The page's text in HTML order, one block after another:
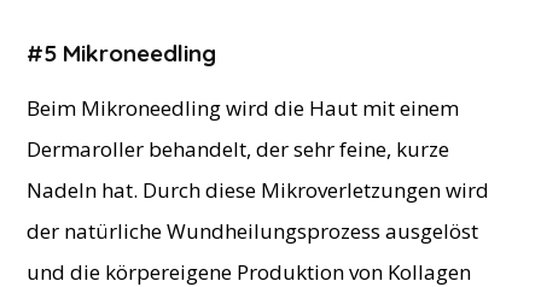
#5 Mikroneedling
Beim Mikroneedling wird die Haut mit einem
Dermaroller behandelt, der sehr feine, kurze
Nadeln hat. Durch diese Mikroverletzungen wird
der natürliche Wundheilungsprozess ausgelöst
und die körpereigene Produktion von Kollagen